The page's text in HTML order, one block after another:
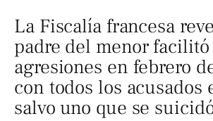
La Fiscalía francesa
padre del menor facilitó
agresiones en febrero
con todos los acusados
salvo uno que se